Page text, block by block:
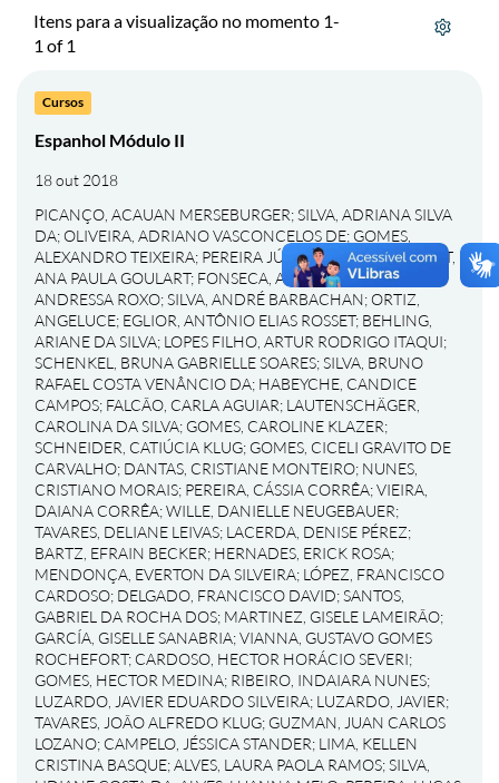
Itens para a visualização no momento 1-
1 of 1
Cursos
Espanhol Módulo II
18 out 2018
PICANÇO, ACAUAN MERSEBURGER;SILVA, ADRIANA SILVA
DA;OLIVEIRA, ADRIANO VASCONCELOS DE; GOMES,
ALEXANDRO TEIXEIRA; PEREIRA JÚNIOR, ALÉRCIO;BONAT,
ANA PAULA GOULART; FONSECA, ANDREA UALT;PONS,
ANDRESSA ROXO;SILVA, ANDRÉ BARBACHAN;ORTIZ,
ANGELUCE; EGLIOR, ANTÔNIO ELIAS ROSSET; BEHLING,
ARIANE DA SILVA; LOPES FILHO, ARTUR RODRIGO ITAQUI;
SCHENKEL, BRUNA GABRIELLE SOARES;SILVA, BRUNO
RAFAEL COSTA VENÂNCIO DA; HABEYCHE, CANDICE
CAMPOS; FALCÃO, CARLA AGUIAR; LAUTENSCHÄGER,
CAROLINA DA SILVA; GOMES, CAROLINE KLAZER;
SCHNEIDER, CATIÚCIA KLUG; GOMES, CICELI GRAVITO DE
CARVALHO; DANTAS, CRISTIANE MONTEIRO; NUNES,
CRISTIANO MORAIS; PEREIRA, CÁSSIA CORRÊA;VIEIRA,
DAIANA CORRÊA;WILLE, DANIELLE NEUGEBAUER;
TAVARES, DELIANE LEIVAS; LACERDA, DENISE PÉREZ;
BARTZ, EFRAIN BECKER; HERNADES, ERICK ROSA;
MENDONÇA, EVERTON DA SILVEIRA; LÓPEZ, FRANCISCO
CARDOSO; DELGADO, FRANCISCO DAVID;SANTOS,
GABRIEL DA ROCHA DOS; MARTINEZ, GISELE LAMEIRÃO;
GARCÍA, GISELLE SANABRIA;VIANNA, GUSTAVO GOMES
ROCHEFORT; CARDOSO, HECTOR HORÁCIO SEVERI;
GOMES, HECTOR MEDINA; RIBEIRO, INDAIARA NUNES;
LUZARDO, JAVIER EDUARDO SILVEIRA; LUZARDO, JAVIER;
TAVARES, JOÃO ALFREDO KLUG; GUZMAN, JUAN CARLOS
LOZANO; CAMPELO, JÉSSICA STANDER; LIMA, KELLEN
CRISTINA BASQUE;ALVES, LAURA PAOLA RAMOS;SILVA,